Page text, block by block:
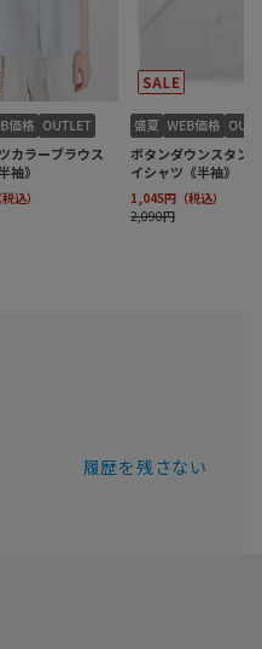
履歴を残さない